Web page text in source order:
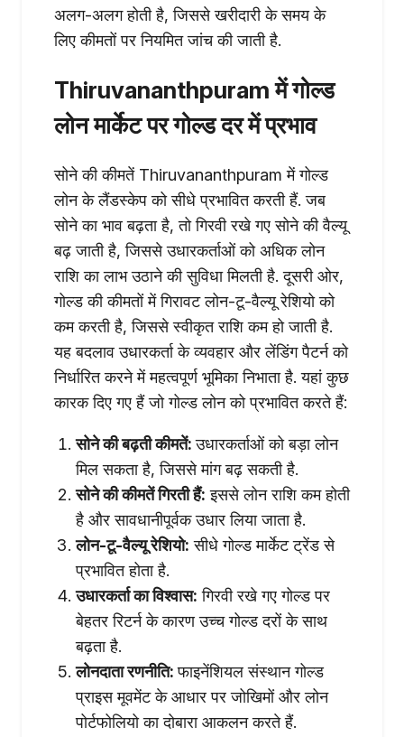
अलग-अलग होती है, जिससे खरीदारी के समय के
लिए कीमतों पर नियमित जांच की जाती है.
Thiruvananthpuram में गोल्ड
लोन मार्केट पर गोल्ड दर में प्रभाव
सोने की कीमतें Thiruvananthpuram में गोल्ड
लोन के लैंडस्केप को सीधे प्रभावित करती हैं. जब
सोने का भाव बढ़ता है, तो गिरवी रखे गए सोने की वैल्यू
बढ़ जाती है, जिससे उधारकर्ताओं को अधिक लोन
राशि का लाभ उठाने की सुविधा मिलती है. दूसरी ओर,
गोल्ड की कीमतों में गिरावट लोन-टू-वैल्यू रेशियो को
कम करती है, जिससे स्वीकृत राशि कम हो जाती है.
यह बदलाव उधारकर्ता के व्यवहार और लेंडिंग पैटर्न को
निर्धारित करने में महत्वपूर्ण भूमिका निभाता है. यहां कुछ
कारक दिए गए हैं जो गोल्ड लोन को प्रभावित करते हैं:
सोने की बढ़ती कीमतें:उधारकर्ताओं को बड़ा लोन
मिल सकता है, जिससे मांग बढ़ सकती है.
सोने की कीमतें गिरती हैं: इससे लोन राशि कम होती
है और सावधानीपूर्वक उधार लिया जाता है.
लोन-टू-वैल्यू रेशियो: सीधे गोल्ड मार्केट ट्रेंड से
प्रभावित होता है.
उधारकर्ता का विश्वास: गिरवी रखे गए गोल्ड पर
बेहतर रिटर्न के कारण उच्च गोल्ड दरों के साथ
बढ़ता है.
लोनदाता रणनीति:फाइनेंशियल संस्थान गोल्ड
प्राइस मूवमेंट के आधार पर जोखिमों और लोन
पोर्टफोलियो का दोबारा आकलन करते हैं.